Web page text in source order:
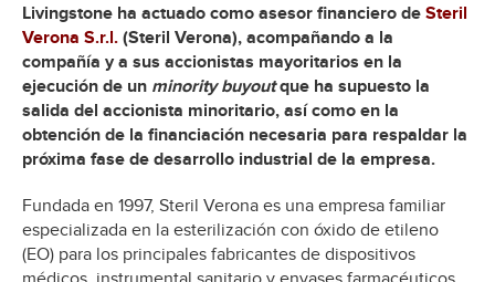
Livingstone ha actuado como asesor financiero de Steril
Verona S.r.l. (Steril Verona), acompañando a la
compañía y a sus accionistas mayoritarios en la
ejecución de un minority buyoutque ha supuesto la
salida del accionista minoritario, así como en la
obtención de la financiación necesaria para respaldar la
próxima fase de desarrollo industrial de la empresa.
Fundada en 1997, Steril Verona es una empresa familiar
especializada en la esterilización con óxido de etileno
(EO) para los principales fabricantes de dispositivos